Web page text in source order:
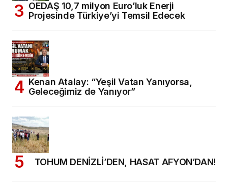
OEDAŞ 10,7 milyon Euro’luk Enerji
Projesinde Türkiye’yi Temsil Edecek
Kenan Atalay: “Yeşil Vatan Yanıyorsa,
Geleceğimiz de Yanıyor”
TOHUM DENİZLİ’DEN, HASAT AFYON’DAN!